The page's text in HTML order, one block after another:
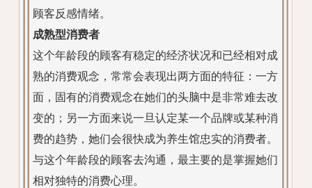
顾客反感情绪。
成熟型消费者
这个年龄段的顾客有稳定的经济状况和已经相对成
熟的消费观念，常常会表现出两方面的特征：一方
面，固有的消费观念在她们的头脑中是非常难去改
变的；另一方面来说一旦认定某一个品牌或某种消
费的趋势，她们会很快成为养生馆忠实的消费者。
与这个年龄段的顾客去沟通，最主要的是掌握她们
相对独特的消费心理。